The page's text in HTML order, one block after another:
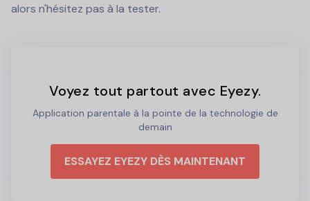
alors n'hésitez pas à la tester.
Voyez tout partout avec Eyezy.
Application parentale à la pointe de la technologie de
demain
ESSAYEZ EYEZY DÈS MAINTENANT